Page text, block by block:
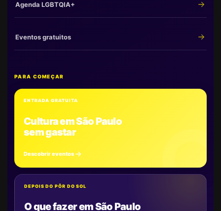
Agenda LGBTQIA+
Eventos gratuitos
PARA COMEÇAR
ENTRADA GRATUITA
Cultura em São Paulo
sem gastar
Descobrir eventos
DEPOIS DO PÔR DO SOL
O que fazer em São Paulo